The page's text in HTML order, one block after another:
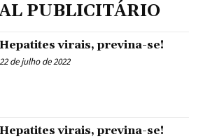
PUBLICITÁRIO
Hepatites virais, previna-se!
22 de julho de 2022
Hepatites virais, previna-se!